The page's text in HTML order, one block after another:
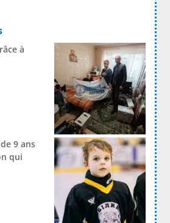
à
9 ans
qui